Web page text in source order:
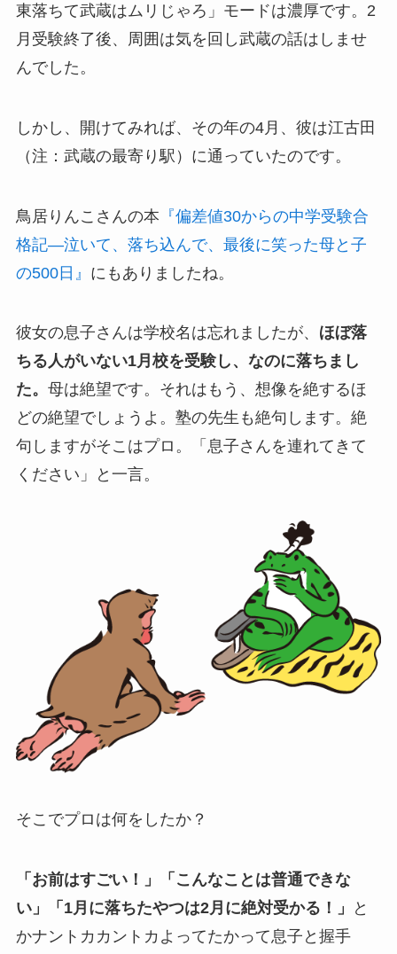
東落ちて武蔵はムリじゃろ」モードは濃厚です。2
月受験終了後、周囲は気を回し武蔵の話はしませ
んでした。
しかし、開けてみれば、その年の4月、彼は江古田
（注：武蔵の最寄り駅）に通っていたのです。
鳥居りんこさんの本 『偏差値30からの中学受験合
格記―泣いて、落ち込んで、最後に笑った母と子
の500日』 にもありましたね。
彼女の息子さんは学校名は忘れましたが、 ほぼ落
ちる人がいない1月校を受験し、なのに落ちまし
た。 母は絶望です。それはもう、想像を絶するほ
どの絶望でしょうよ。塾の先生も絶句します。絶
句しますがそこはプロ。「息子さんを連れてきて
ください」と一言。
そこでプロは何をしたか？
「お前はすごい！」「こんなことは普通できな
い」「1月に落ちたやつは2月に絶対受かる！」
と
かナントカカントカよってたかって息子と握手